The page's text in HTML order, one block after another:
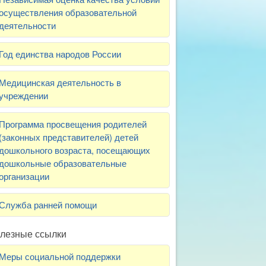
образовательной
единства народов России
деятельность в
просвещения родителей
представителей) детей
возраста, посещающих
образовательные
ранней помощи
ссылки
социальной поддержки